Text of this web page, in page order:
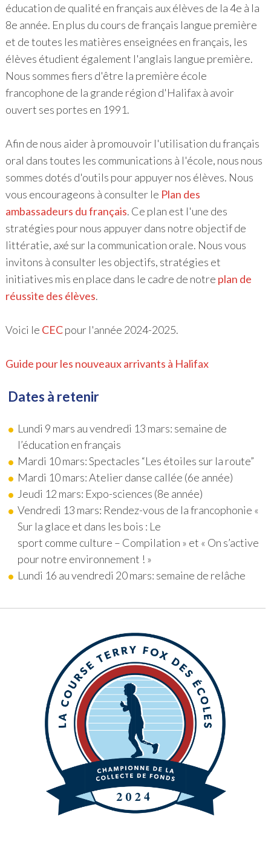
éducation de qualité en français aux élèves de la 4e à la
8e année. En plus du cours de français langue première
et de toutes les matières enseignées en français, les
élèves étudient également l'anglais langue première.
Nous sommes fiers d'être la première école
francophone de la grande région d'Halifax à avoir
ouvert ses portes en 1991.
Afin de nous aider à promouvoir l'utilisation du français
oral dans toutes les communications à l'école, nous nous
sommes dotés d'outils pour appuyer nos élèves. Nous
vous encourageons à consulter le Plan des
ambassadeurs du français. Ce plan est l'une des
stratégies pour nous appuyer dans notre objectif de
littératie, axé sur la communication orale. Nous vous
invitons à consulter les objectifs, stratégies et
initiatives mis en place dans le cadre de notre plan de
réussite des élèves.
Voici le CECpour l'année 2024-2025.
Guide pour les nouveaux arrivants à Halifax
Dates à retenir
Lundi 9 mars au vendredi 13 mars: semaine de
l’éducation en français
Mardi 10 mars: Spectacles “Les étoiles sur la route”
Mardi 10 mars: Atelier danse callée (6e année)
Jeudi 12 mars: Expo-sciences (8e année)
Vendredi 13 mars: Rendez-vous de la francophonie «
Sur la glace et dans les bois : Le
sport comme culture – Compilation » et « On s’active
pour notre environnement ! »
Lundi 16 au vendredi 20 mars: semaine de relâche